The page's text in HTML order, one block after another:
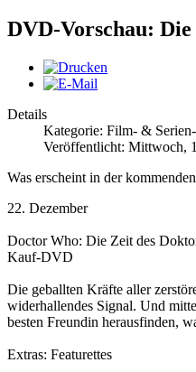
DVD-Vorschau:
Details
Kategorie: Film- &
Veröffentlicht: Mittwoch,
Was erscheint in der
22. Dezember
Doctor Who: Die Zeit des
Kauf-DVD
Die geballten Kräfte aller
widerhallendes Signal. Und
besten Freundin herausfinden,
Extras: Featurettes